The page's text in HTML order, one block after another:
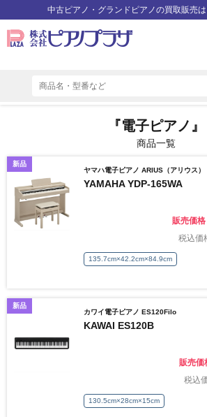
中古ピアノ・グランドピアノの買取販売
『電子ピアノ』
商品一覧
新品
ヤマハ電子ピアノ ARIUS（アリウス）
YAMAHA YDP-165WA
販売価格
税込価
135.7cm×42.2cm×84.9cm
新品
カワイ電子ピアノ ES120Filo
KAWAI ES120B
販売価
税込
130.5cm×28cm×15cm